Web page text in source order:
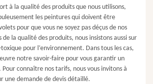
à la qualité des produits que nous utilisons,
les peintures qui doivent être
pour que vous ne soyez pas déçus de nos
de la qualité des produits, nous insistons aussi sur
pour l’environnement. Dans tous les cas,
notre savoir-faire pour vous garantir un
connaître nos tarifs, nous vous invitons à
une demande de devis détaillé.